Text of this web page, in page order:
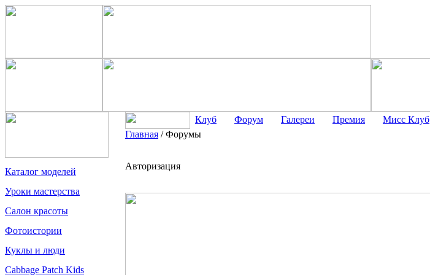
Каталог моделей
Уроки мастерства
Салон красоты
Фотоистории
Куклы и люди
Cabbage Patch Kids
Клуб Форум Галереи Премия Мисс Клуб
Главная /Форумы
Авторизация